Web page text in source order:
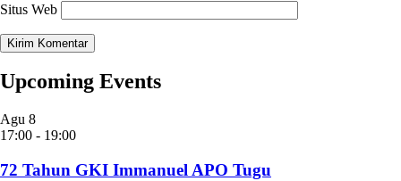
Situs Web
Upcoming Events
Agu 8
17:00 - 19:00
72 Tahun GKI Immanuel APO Tugu